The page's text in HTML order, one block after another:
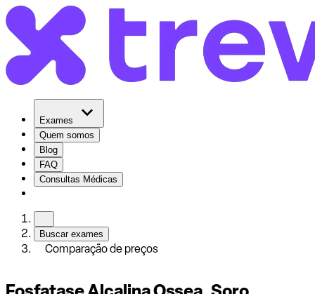
Exames
Quem somos
Blog
FAQ
Consultas Médicas
Buscar exames
Comparação de preços